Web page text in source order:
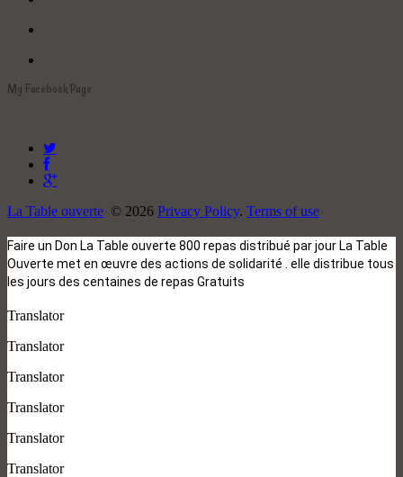
My Facebook Page
La Table ouverte © 2026 Privacy Policy. Terms of use
Faire un Don La Table ouverte 800 repas distribué par jour La Table
Ouverte met en œuvre des actions de solidarité . elle distribue tous
les jours des centaines de repas Gratuits
Translator
Translator
Translator
Translator
Translator
Translator